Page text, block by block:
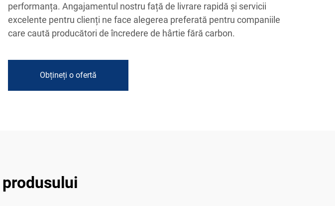
performanța. Angajamentul nostru față de livrare rapidă și servicii
excelente pentru clienți ne face alegerea preferată pentru companiile
care caută producători de încredere de hârtie fără carbon.
Obțineți o ofertă